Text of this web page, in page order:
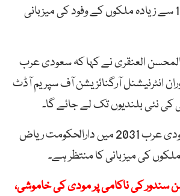
میں دنیا بھر کے 195 سے زیادہ ملکوں کے وفود کی میزبانی
العنقری نے کہا کہ سعودی عرب
انٹرنیشنل آرگنائزیشن آف سپریم آڈٹ
کی نئی بلندیوں تک لے جائے گا۔
انہوں نے کہا کہ سعودی عرب 2031 میں دارالحکومت ریاض
کی میزبانی کا منتظر ہے۔
سندور کی ناکامی پر مودی کی خاموشی،